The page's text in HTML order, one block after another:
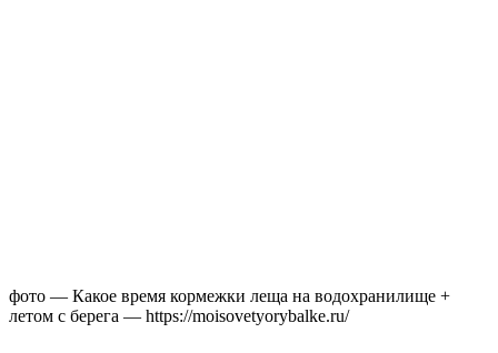
фото — Какое время кормежки леща на водохранилище +
летом с берега — https://moisovetyorybalke.ru/